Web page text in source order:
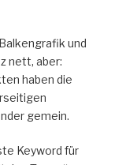
und
nett, aber:
haben die
gemein.
Keyword für